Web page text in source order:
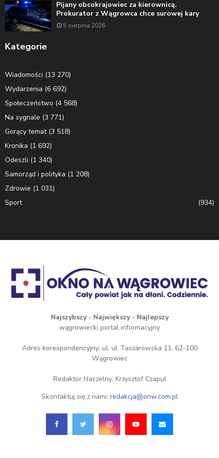
Pijany obcokrajowiec za kierownicą.
Prokurator z Wągrowca chce surowej kary
5 sierpnia 2026
Kategorie
Wiadomości (13 270)
Wydarzenia (6 692)
Społeczeństwo (4 568)
Na sygnale (3 771)
Gorący temat(3 518)
Kronika (1 692)
Odeszli (1 340)
Samorząd i polityka (1 208)
Zdrowie (1 031)
Sport
(934)
Najszybszy - Największy - Najlepszy
wągrowiecki portal informacyjny
Adres korespondencyjny: ul. ul. Taszarowska 11, 62-100
Wągrowiec
Redaktor Naczelny: Krzysztof Czapul
Skontaktuj się z nami: redakcja@onw.com.pl